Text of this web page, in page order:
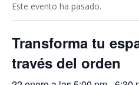
Este evento ha pasado.
Transforma tu
través del orden